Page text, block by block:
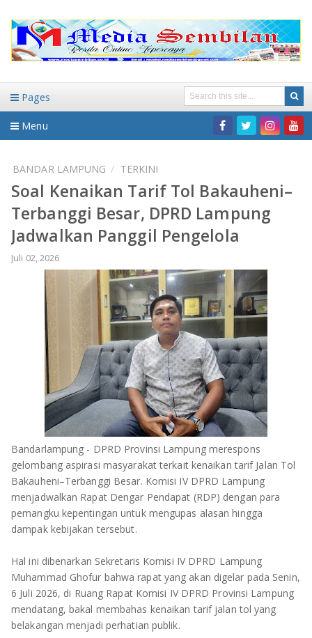
Pages
Menu
DAERAH
NASIONAL
DAERAH
BANDAR LAMPUNG
METRO
LAMPUNG TENGAH
LAMPUNG UTARA
LAMPUNG TIMUR
LAMPUNG BARAT
LAMPUNG SELATAN
PESAWARAN
TANGGAMUS
PESISIR BARAT
TULANG BAWANG
HUKUM-KRIMINAL
PENDIDIKAN
WISATA
OLAHRAGA
ADVETORIAL
BANDAR LAMPUNG TERKINI
Soal Kenaikan Tarif Tol Bakauheni–
Terbanggi Besar, DPRD Lampung
Jadwalkan Panggil Pengelola
Juli 02, 2026
Bandarlampung - DPRD Provinsi Lampung merespons
gelombang aspirasi masyarakat terkait kenaikan tarif Jalan Tol
Bakauheni–Terbanggi Besar. Komisi IV DPRD Lampung
menjadwalkan Rapat Dengar Pendapat (RDP) dengan para
pemangku kepentingan untuk mengupas alasan hingga
dampak kebijakan tersebut.
Hal ini dibenarkan Sekretaris Komisi IV DPRD Lampung
Muhammad Ghofur bahwa rapat yang akan digelar pada Senin,
6 Juli 2026, di Ruang Rapat Komisi IV DPRD Provinsi Lampung
mendatang, bakal membahas kenaikan tarif jalan tol yang
belakangan menjadi perhatian publik.